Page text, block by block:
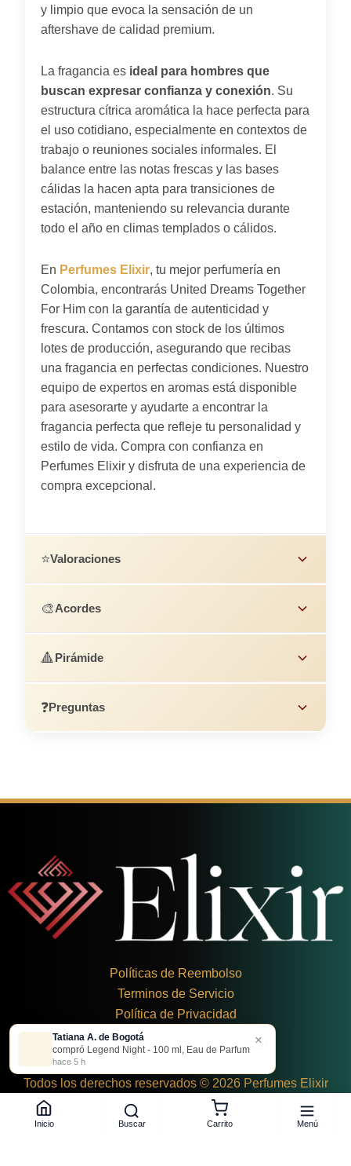
y limpio que evoca la sensación de un
aftershave de calidad premium.
La fragancia es ideal para hombres que
buscan expresar confianza y conexión. Su
estructura cítrica aromática la hace perfecta para
el uso cotidiano, especialmente en contextos de
trabajo o reuniones sociales informales. El
balance entre las notas frescas y las bases
cálidas la hacen apta para transiciones de
estación, manteniendo su relevancia durante
todo el año en climas templados o cálidos.
En Perfumes Elixir, tu mejor perfumería en
Colombia, encontrarás United Dreams Together
For Him con la garantía de autenticidad y
frescura. Contamos con stock de los últimos
lotes de producción, asegurando que recibas
una fragancia en perfectas condiciones. Nuestro
equipo de expertos en aromas está disponible
para asesorarte y ayudarte a encontrar la
fragancia perfecta que refleje tu personalidad y
estilo de vida. Compra con confianza en
Perfumes Elixir y disfruta de una experiencia de
compra excepcional.
⭐Valoraciones
🎨Acordes
🔺Pirámide
❓Preguntas
Políticas de Reembolso
Terminos de Servicio
Política de Privacidad
+57 324 248 8379
Todos los derechos reservados © 2026 Perfumes Elixir
Inicio Buscar Carrito Menú
Tatiana A. de Bogotá
compró Legend Night - 100 ml, Eau de Parfum
hace 5 h
×